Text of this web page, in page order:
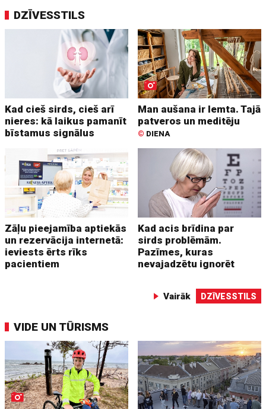
DZĪVESSTILS
Kad cieš sirds, cieš arī
nieres: kā laikus pamanīt
bīstamus signālus
Man aušana ir lemta. Tajā
patveros un meditēju
© DIENA
Zāļu pieejamība aptiekās
un rezervācija internetā:
ieviests ērts rīks
pacientiem
Kad acis brīdina par
sirds problēmām.
Pazīmes, kuras
nevajadzētu ignorēt
Vairāk DZĪVESSTILS
VIDE UN TŪRISMS